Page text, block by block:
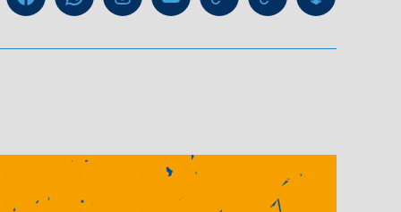
FacebookWhatsApp-InstagramYouTubeGIPHYThreads
Trainer